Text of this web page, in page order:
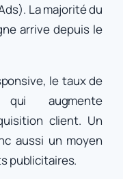
La majorité du
arrive depuis le
le taux de
augmente
client. Un
aussi un moyen
publicitaires.